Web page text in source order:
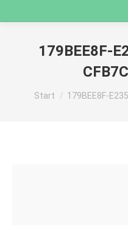
179BEE8F-
Sie befinden sich hier:
Start 179BEE8F-